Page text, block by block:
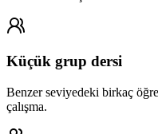
Küçük grup dersi
Benzer seviyedeki birkaç
çalışma.